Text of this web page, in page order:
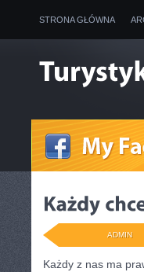
STRONA GŁÓWNA
ADMIN
Każdy z nas ma